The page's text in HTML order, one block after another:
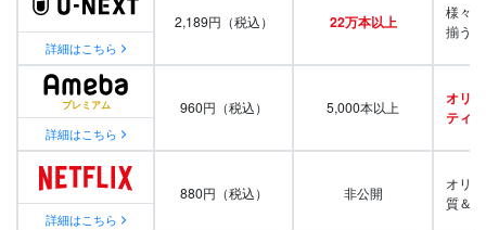
詳細はこちら
2,189円（税込） 22万本以上
様々
揃う
詳細はこちら
960円（税込） 5,000本以上
オリ
ティ
詳細はこちら
880円（税込） 非公開
オリ
質＆